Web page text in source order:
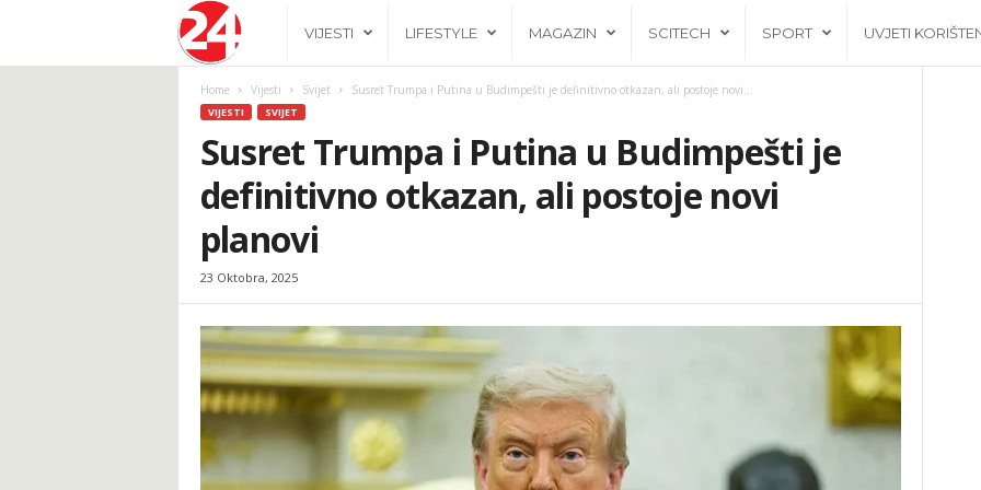
.
b
a
VIJESTI LIFESTYLE MAGAZIN SCITECH SPORT UVJETI
Home Vijesti Svijet Susret Trumpa i Putina u Budimpešti je definitivno otkazan, ali postoje novi...
VIJESTI SVIJET
Susret Trumpa i Putina u Budimpešti je
definitivno otkazan, ali postoje novi
planovi
23 Oktobra, 2025